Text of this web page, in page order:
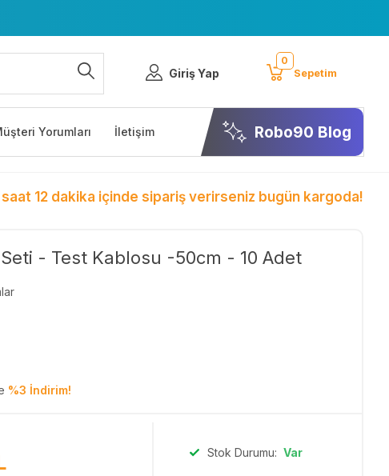
Giriş Yap
0
Sepetim
Yorumları İletişim Robo90 Blog
saat 12 dakika içinde sipariş verirseniz bugün kargoda!
- Test Kablosu -50cm - 10 Adet
%3 İndirim!
Stok Durumu:Var